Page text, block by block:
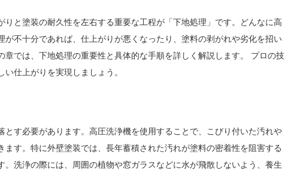
りと塗装の耐久性を左右する重要な工程が「下地処理」です。どんなに高
が不十分であれば、仕上がりが悪くなったり、塗料の剥がれや劣化を招い
章では、下地処理の重要性と具体的な手順を詳しく解説します。 プロの技
仕上がりを実現しましょう。
とす必要があります。高圧洗浄機を使用することで、こびり付いた汚れや
ます。特に外壁塗装では、長年蓄積された汚れが塗料の密着性を阻害する
。洗浄の際には、周囲の植物や窓ガラスなどに水が飛散しないよう、養生